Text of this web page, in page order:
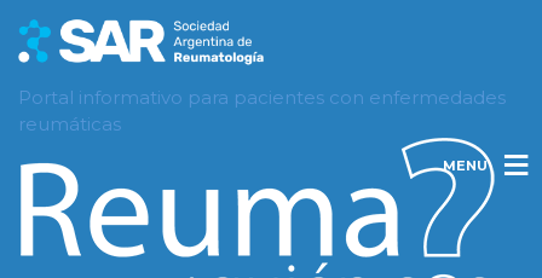
Portal informativo para pacientes con enfermedades
reumáticas
MENU